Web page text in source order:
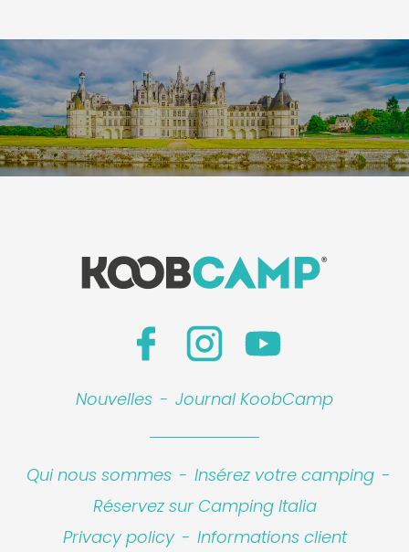
Nouvelles - Journal KoobCamp
Qui nous sommes - Insérez votre camping -
Réservez sur Camping Italia
Privacy policy - Informations client